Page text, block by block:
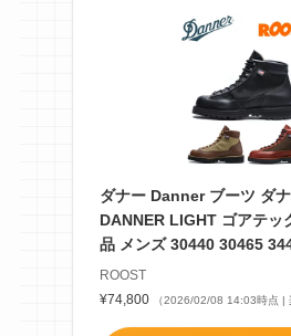
ダナー Danner ブーツ ダ
DANNER LIGHT ゴアテッ
品 メンズ 30440 30465
ROOST
¥74,800
（2026/02/08 14:03時点 |